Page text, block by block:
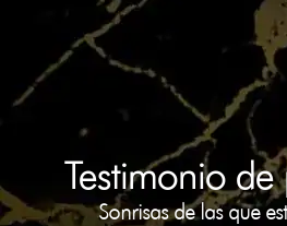
Testimonio de
Sonrisas de las que